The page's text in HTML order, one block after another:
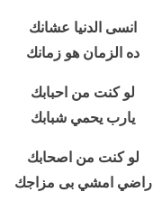
انسى الدنيا عشانك
ده الزمان هو زمانك
لو كنت من احبابك
يارب يحمي شبابك
لو كنت من اصحابك
راضي امشي بى مزاجك